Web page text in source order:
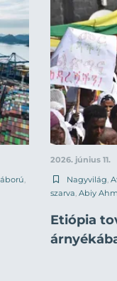
,
2026. június 11.
Nagyvilág,
szarva, Abiy
Etiópia